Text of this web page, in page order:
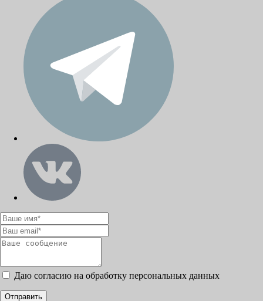
Даю согласию на обработку персональных данных
Отправить